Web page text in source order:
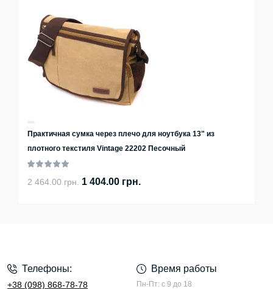
Практичная сумка через плечо для ноутбука 13" из
плотного текстиля Vintage 22202 Песочный
2 464.00 грн. 1 404.00 грн.
Телефоны:
+38 (098) 868-78-78
Время работы
Пн-Пт: с 9 до 18